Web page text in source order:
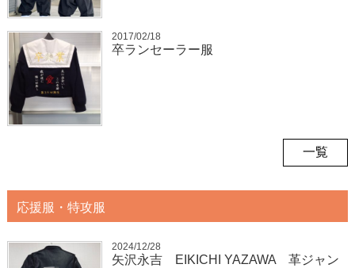
2017/02/18
卒ランセーラー服
一覧
応援服・特攻服
2024/12/28
矢沢永吉 EIKICHI YAZAWA 革ジャン